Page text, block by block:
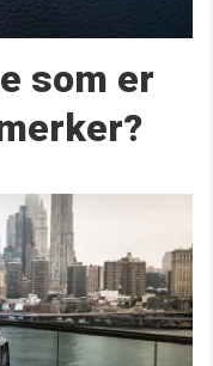
som er